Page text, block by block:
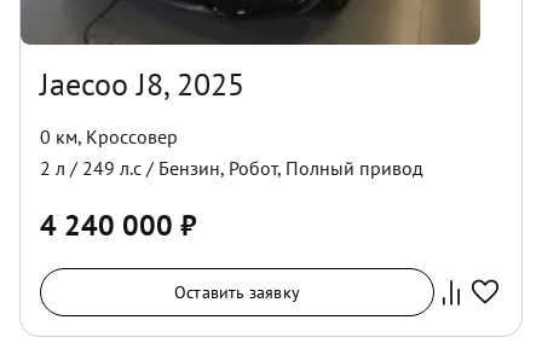
Jaecoo J8, 2025
0 км, Кроссовер
2 л / 249 л.с / Бензин, Робот, Полный привод
4 240 000 ₽
Оставить заявку